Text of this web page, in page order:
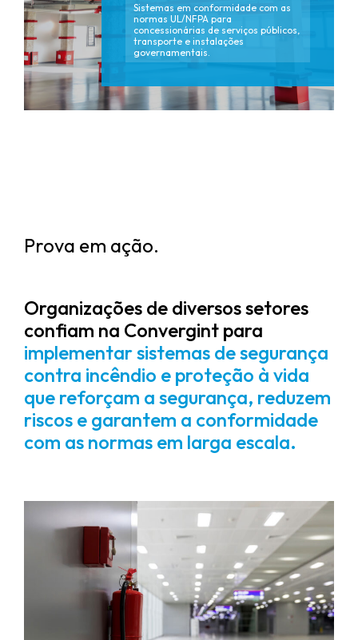
Sistemas em conformidade com as
normas UL/NFPA para
concessionárias de serviços públicos,
transporte e instalações
governamentais.
Prova em ação.
Organizações de diversos setores
confiam na Convergint para
implementar sistemas de segurança
contra incêndio e proteção à vida
que reforçam a segurança, reduzem
riscos e garantem a conformidade
com as normas em larga escala.